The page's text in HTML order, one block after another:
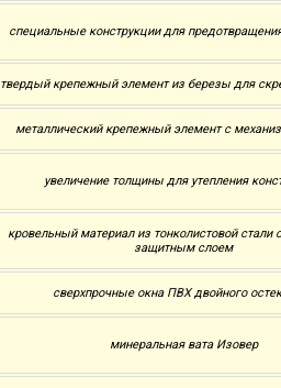
специальные конструкции для
твердый крепежный элемент из березы для
металлический крепежный элемент с
увеличение толщины для утепления
кровельный материал из тонколистовой
защитным слоем
сверхпрочные окна ПВХ двойного
минеральная вата Изовер